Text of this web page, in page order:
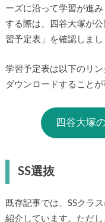
ーズに沿って学習が進
する際は、四谷大塚が
習予定表」を確認しまし
学習予定表は以下のリ
ダウンロードすることが
四谷大塚
SS選抜
既存記事では、SSクラ
紹介しています。ただ